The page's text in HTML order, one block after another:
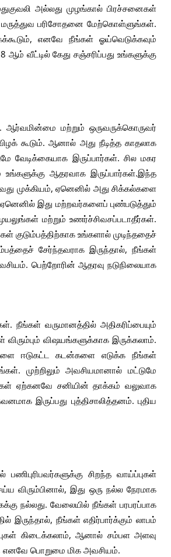
அல்லது முழங்கால் பிரச்சனைகள்
மருத்துவ பரிசோதனை மேற்கொள்ளுங்கள்.
எனவே நீங்கள் ஓய்வெடுக்கவும்
வீட்டில் கேது சஞ்சரிப்பது உங்களுக்கு
ஆர்வமின்மை மற்றும் ஒருவருக்கொருவர்
கூடும். ஆனால் அது நீடித்த காதலாக
வேடிக்கையாக இருப்பார்கள். சில மகர
உங்களுக்கு ஆதரவாக இருப்பார்கள்.இந்த
முக்கியம், ஏனெனில் அது சிக்கல்களை
இது மற்றவர்களைப் புண்படுத்தும்
மற்றும் உணர்ச்சிவசப்படாதீர்கள்.
குடும்பத்திற்காக உங்களால் முடிந்ததைச்
சேர்ந்தவராக இருந்தால், நீங்கள்
பெற்றோரின் ஆதரவு நடுநிலையாக
வருமானத்தில் அதிகரிப்பையும்
விஷயங்களுக்காக இருக்கலாம்.
ஈடுகட்ட கடன்களை எடுக்க நீங்கள்
முற்றிலும் அவசியமானால் மட்டுமே
ஏற்கனவே சனியின் தாக்கம் வலுவாக
இருப்பது புத்திசாலித்தனம். புதிய
சிறந்த வாய்ப்புகள்
விரும்பினால், இது ஒரு நல்ல நேரமாக
நல்லது. வேலையில் நீங்கள் பரபரப்பாக
இருந்தால், நீங்கள் எதிர்பார்க்கும் லாபம்
கிடைக்கலாம், ஆனால் சம்பள அளவு
எனவே பொறுமை மிக அவசியம்.